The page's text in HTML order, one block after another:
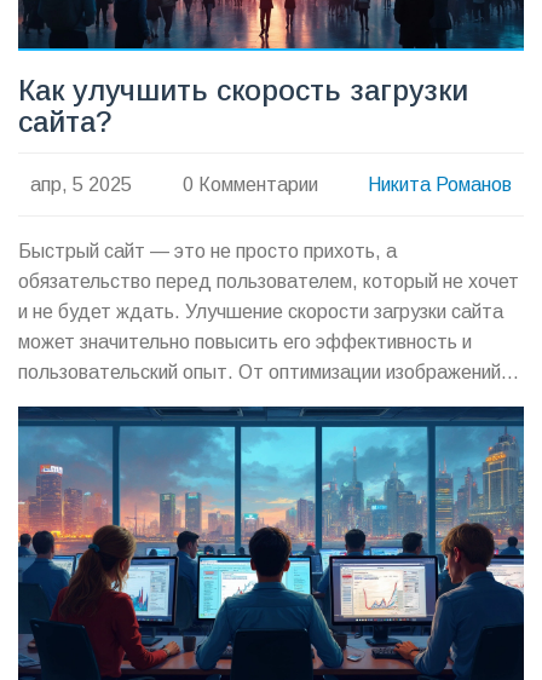
Как улучшить скорость загрузки
сайта?
апр, 5 2025 0 Комментарии Никита Романов
Быстрый сайт — это не просто прихоть, а
обязательство перед пользователем, который не хочет
и не будет ждать. Улучшение скорости загрузки сайта
может значительно повысить его эффективность и
пользовательский опыт. От оптимизации изображений
до внедрения кэширования, существует множество
способов ускорить работу сайта. Узнайте, как
сэкономить время и нервы ваших пользователей, не
неделю строя велосипед, а следуя простым шагам.